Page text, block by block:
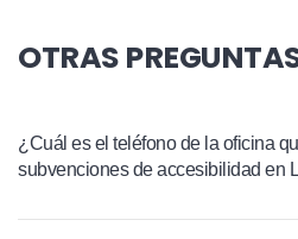
OTRAS
¿Cuál es el teléfono de la oficina
subvenciones de accesibilidad en